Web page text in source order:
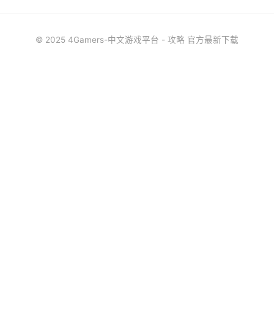
© 2025 4Gamers-中文游戏平台 - 攻略 官方最新下载